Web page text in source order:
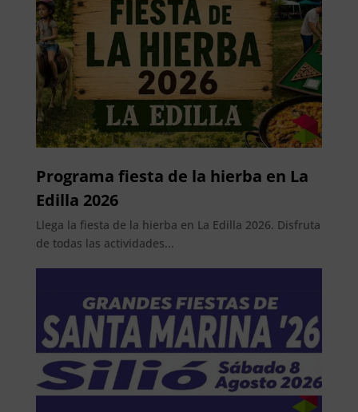
Programa fiesta de la hierba en La
Edilla 2026
Llega la fiesta de la hierba en La Edilla 2026. Disfruta
de todas las actividades...